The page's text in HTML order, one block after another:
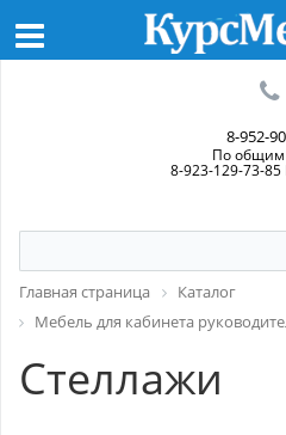
8-952-
По общим
8-923-129-73-
Главная страница
Каталог
Мебель для кабинета
Стеллажи